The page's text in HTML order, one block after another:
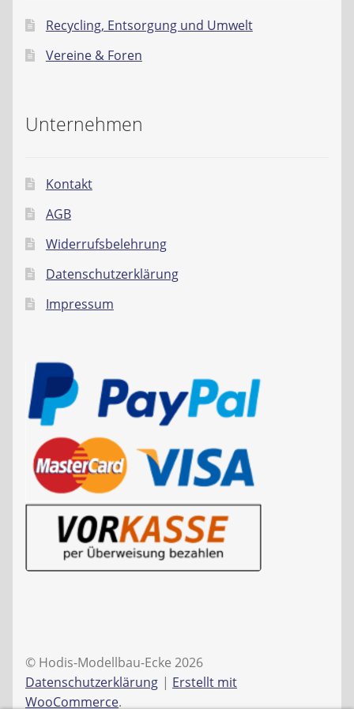
Recycling, Entsorgung und Umwelt
Vereine & Foren
Unternehmen
Kontakt
AGB
Widerrufsbelehrung
Datenschutzerklärung
Impressum
© Hodis-Modellbau-Ecke 2026
Datenschutzerklärung
Erstellt mit
WooCommerce.